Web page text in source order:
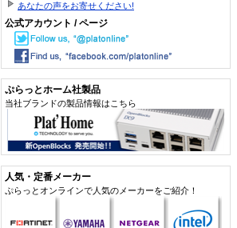
あなたの声をお寄せください!
公式アカウント / ページ
ぷらっとホーム社製品
当社ブランドの製品情報はこちら
人気・定番メーカー
ぷらっとオンラインで人気のメーカーをご紹介！